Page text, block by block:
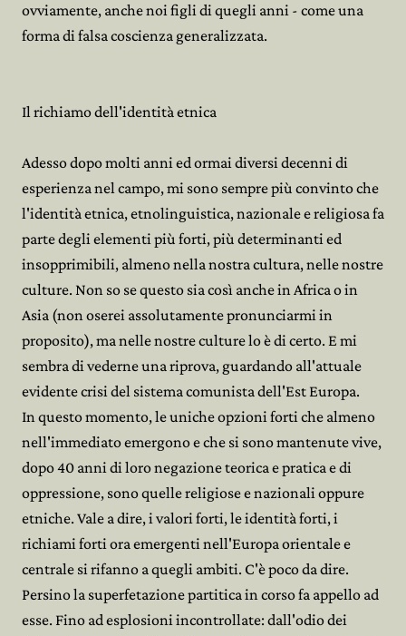
ovviamente, anche noi figli di quegli anni - come una
forma di falsa coscienza generalizzata.
Il richiamo dell'identità etnica
Adesso dopo molti anni ed ormai diversi decenni di
esperienza nel campo, mi sono sempre più convinto che
l'identità etnica, etnolinguistica, nazionale e religiosa fa
parte degli elementi più forti, più determinanti ed
insopprimibili, almeno nella nostra cultura, nelle nostre
culture. Non so se questo sia così anche in Africa o in
Asia (non oserei assolutamente pronunciarmi in
proposito), ma nelle nostre culture lo è di certo. E mi
sembra di vederne una riprova, guardando all'attuale
evidente crisi del sistema comunista dell'Est Europa.
In questo momento, le uniche opzioni forti che almeno
nell'immediato emergono e che si sono mantenute vive,
dopo 40 anni di loro negazione teorica e pratica e di
oppressione, sono quelle religiose e nazionali oppure
etniche. Vale a dire, i valori forti, le identità forti, i
richiami forti ora emergenti nell'Europa orientale e
centrale si rifanno a quegli ambiti. C'è poco da dire.
Persino la superfetazione partitica in corso fa appello ad
esse. Fino ad esplosioni incontrollate: dall'odio dei